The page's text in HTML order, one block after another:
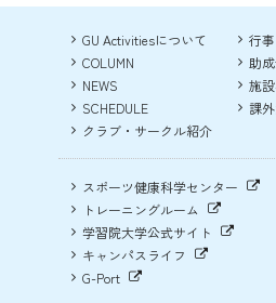
GU Activitiesについて
COLUMN
NEWS
SCHEDULE
クラブ・サークル紹介
行
助
施
課
スポーツ健康科学センター
トレーニングルーム
学習院大学公式サイト
キャンパスライフ
G-Port